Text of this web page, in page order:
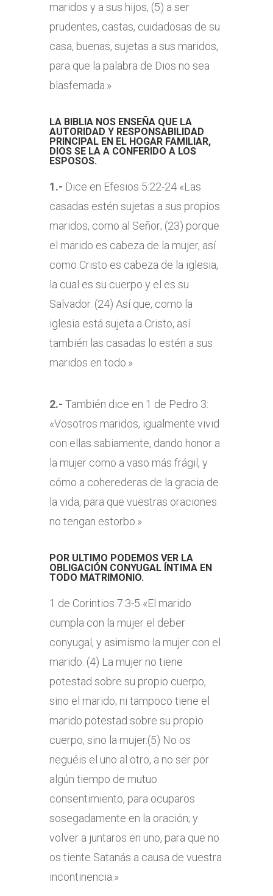
maridos y a sus hijos, (5) a ser
prudentes, castas, cuidadosas de su
casa, buenas, sujetas a sus maridos,
para que la palabra de Dios no sea
blasfemada.»
LA BIBLIA NOS ENSEÑA QUE LA
AUTORIDAD Y RESPONSABILIDAD
PRINCIPAL EN EL HOGAR FAMILIAR,
DIOS SE LA A CONFERIDO A LOS
ESPOSOS.
1.- Dice en Efesios 5:22-24 «Las
casadas estén sujetas a sus propios
maridos, como al Señor; (23) porque
el marido es cabeza de la mujer, así
como Cristo es cabeza de la iglesia,
la cual es su cuerpo y el es su
Salvador. (24) Así que, como la
iglesia está sujeta a Cristo, así
también las casadas lo estén a sus
maridos en todo.»
2.- También dice en 1 de Pedro 3:
«Vosotros maridos, igualmente vivid
con ellas sabiamente, dando honor a
la mujer como a vaso más frágil, y
cómo a coherederas de la gracia de
la vida, para que vuestras oraciones
no tengan estorbo.»
POR ULTIMO PODEMOS VER LA
OBLIGACIÓN CONYUGAL ÍNTIMA EN
TODO MATRIMONIO.
1 de Corintios 7:3-5 «El marido
cumpla con la mujer el deber
conyugal, y asimismo la mujer con el
marido. (4) La mujer no tiene
potestad sobre su propio cuerpo,
sino el marido; ni tampoco tiene el
marido potestad sobre su propio
cuerpo, sino la mujer.(5) No os
neguéis el uno al otro, a no ser por
algún tiempo de mutuo
consentimiento, para ocuparos
sosegadamente en la oración; y
volver a juntaros en uno, para que no
os tiente Satanás a causa de vuestra
incontinencia.»